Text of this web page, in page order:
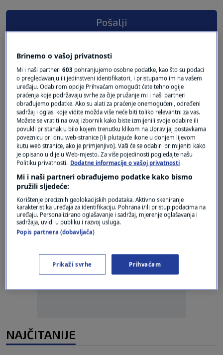
Pošalji
Oglas
Oglas
NAJČITANIJE
Brinemo o vašoj privatnosti
Mi i naši partneri603 pohranjujemo osobne podatke, kao što su podaci
o pregledavanju ili jedinstveni identifikatori, i pristupamo im na vašem
uređaju. Odabirom opcije Prihvaćam omogućit ćete tehnologije
praćenja koje podržavaju svrhe za čije pružanje mi i naši partneri
obrađujemo podatke. Ako su alati za praćenje onemogućeni, određeni
sadržaj i oglasi koje vidite možda više neće biti toliko relevantni za vas.
Možete se vratiti na ovaj izbornik kako biste izmijenili svoje odabire ili
povukli pristanak u bilo kojem trenutku klikom na Upravljaj postavkama
poveznicu pri dnu web-stranice [ili plutajuće ikone u donjem lijevom
kutu web stranice, ako je primjenjivo]. Vaši će se odabiri primijeniti kako
je opisano u dijelu Web-mjesto. Za više pojedinosti pogledajte našu
Politiku privatnosti. Dodatne informacije o vašoj privatnosti
Mi i naši partneri obrađujemo podatke kako bismo
pružili sljedeće:
Korištenje preciznih geolokacijskih podataka. Aktivno skeniranje
karakteristika uređaja za identifikaciju. Pohrana i/ili pristup podacima na
uređaju. Personalizirano oglašavanje i sadržaj, mjerenje oglašavanja i
sadržaja, uvidi u publiku i razvoj usluga.
Popis partnera (dobavljača)
Prikaži svrhe Prihvaćam